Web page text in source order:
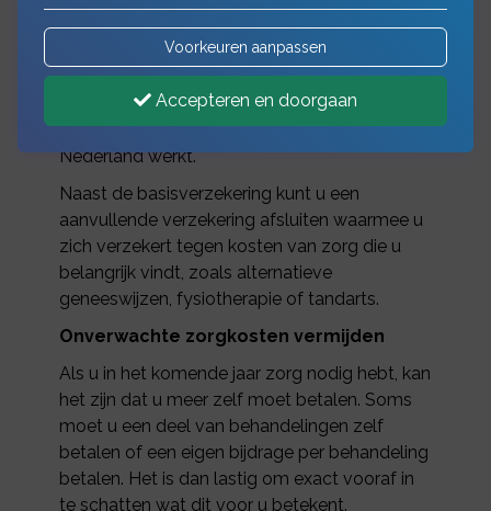
De basisverzekering is een wettelijk verplichte
zorgverzekering voor iedere Nederlander. De
basisverzekering is ook verplicht voor
iedereen die in het buitenland woont maar in
Nederland werkt.
Naast de basisverzekering kunt u een
aanvullende verzekering afsluiten waarmee u
zich verzekert tegen kosten van zorg die u
belangrijk vindt, zoals alternatieve
geneeswijzen, fysiotherapie of tandarts.
Onverwachte zorgkosten vermijden
Als u in het komende jaar zorg nodig hebt, kan
het zijn dat u meer zelf moet betalen. Soms
moet u een deel van behandelingen zelf
betalen of een eigen bijdrage per behandeling
betalen. Het is dan lastig om exact vooraf in
te schatten wat dit voor u betekent.
Voorkeuren aanpassen
Accepteren en doorgaan